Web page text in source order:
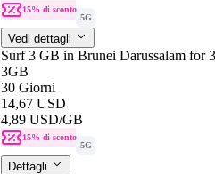
15% di sconto
5G
Vedi dettagli
Surf 3 GB in Brunei Darussalam for
3GB
30 Giorni
14,67 USD
4,89 USD/GB
15% di sconto
5G
Dettagli